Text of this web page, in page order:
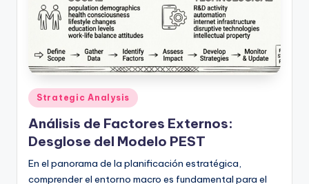
Publicado
en
Strategic Analysis
Análisis de Factores Externos:
Desglose del Modelo PEST
En el panorama de la planificación estratégica,
comprender el entorno macro es fundamental para el